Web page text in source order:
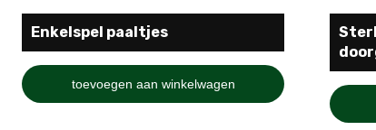
Enkelspel paaltjes
toevoegen aan winkelwagen